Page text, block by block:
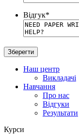
Відгук*
Наш центр
Викладачі
Навчання
Про нас
Відгуки
Результати
Курси